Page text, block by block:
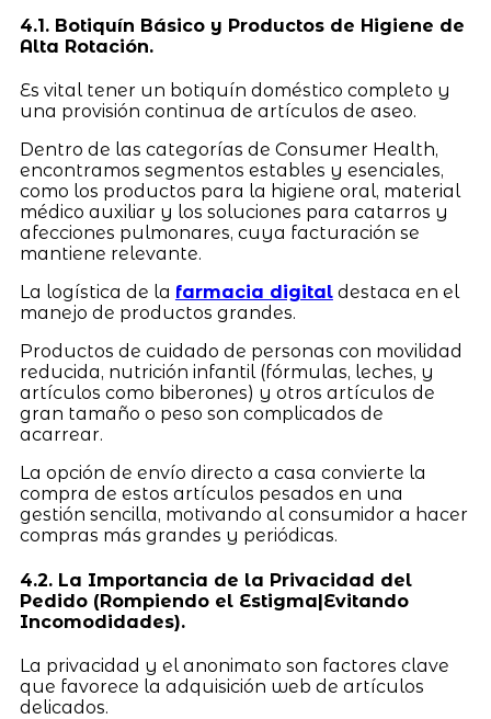
4.1. Botiquín Básico y Productos de Higiene de
Alta Rotación.
Es vital tener un botiquín doméstico completo y
una provisión continua de artículos de aseo.
Dentro de las categorías de Consumer Health,
encontramos segmentos estables y esenciales,
como los productos para la higiene oral, material
médico auxiliar y los soluciones para catarros y
afecciones pulmonares, cuya facturación se
mantiene relevante.
La logística de la farmacia digitaldestaca en el
manejo de productos grandes.
Productos de cuidado de personas con movilidad
reducida, nutrición infantil (fórmulas, leches, y
artículos como biberones) y otros artículos de
gran tamaño o peso son complicados de
acarrear.
La opción de envío directo a casa convierte la
compra de estos artículos pesados en una
gestión sencilla, motivando al consumidor a hacer
compras más grandes y periódicas.
4.2. La Importancia de la Privacidad del
Pedido (Rompiendo el Estigma|Evitando
Incomodidades).
La privacidad y el anonimato son factores clave
que favorece la adquisición web de artículos
delicados.